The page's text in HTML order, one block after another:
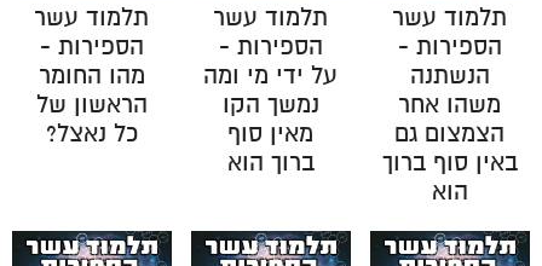
תלמוד עשר
הספירות -
מהו החומר
הראשון של
כל נאצל?
תלמוד עשר
הספירות -
על ידי מי ומה
נמשך הקו
מאין סוף
ברוך הוא
תלמוד עשר
הספירות -
הנשתנה
משהו אחר
הצמצום גם
באין סוף ברוך
הוא